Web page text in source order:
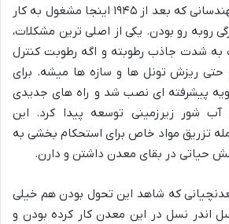
نیست. متخصصان و مهندسانی که بعد از ۱۹۴۵ اینجا مشغول به کار
روبه رو بودن. یکی از اصلی ترین مشکلات،
به شدت جاذب رطوبته و اگه رطوبت کنترل
ریزش تونل ها و سازه ها میشه. برای
پیشرفته ای نصب شد و راه های جدیدی
شور زیرزمینی توسعه پیدا کرد. این
تزریق مواد خاص برای استحکام بخشی به
حیاتی در بقای معدن داشتن و دارن.
که شاهد این تحول بودن هم خیلی
اندر نسل در این معدن کار کرده بودن و